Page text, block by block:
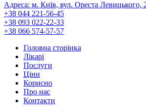
Адреса: м. Київ, вул. Ореста Левицького,
+38 044 221-56-45
+38 093 022-22-33
+38 066 574-57-57
Головна сторінка
Лікарі
Послуги
Ціни
Корисно
Про нас
Контакти